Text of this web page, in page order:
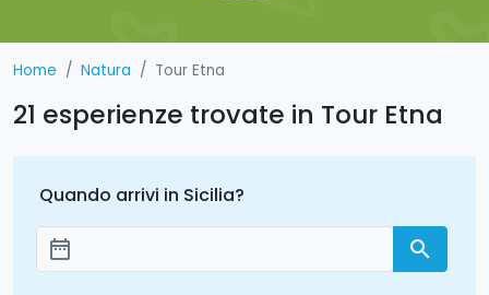
Home Natura Tour Etna
21 esperienze trovate in Tour Etna
Quando arrivi in Sicilia?
Aggiungi le date
date_range search